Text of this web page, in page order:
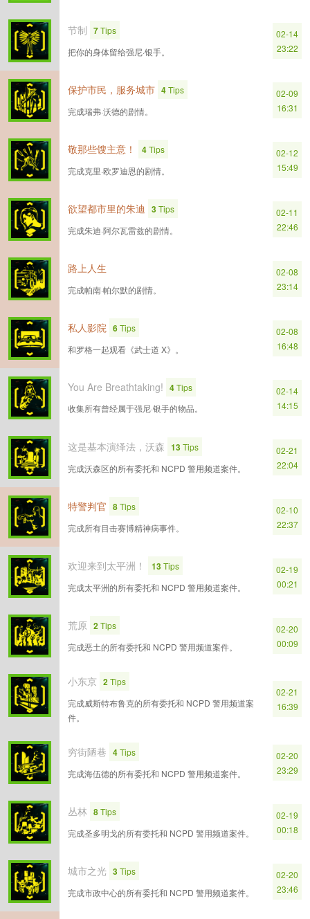
节制 7Tips
把你的身体留给强尼·银手。
02-14
23:22
保护市民，服务城市 4Tips
完成瑞弗·沃德的剧情。
02-09
16:31
敬那些馊主意！ 4Tips
完成克里·欧罗迪恩的剧情。
02-12
15:49
欲望都市里的朱迪 3Tips
完成朱迪·阿尔瓦雷兹的剧情。
02-11
22:46
路上人生
完成帕南·帕尔默的剧情。
02-08
23:14
私人影院 6Tips
和罗格一起观看《武士道 X》。
02-08
16:48
You Are Breathtaking! 4Tips
收集所有曾经属于强尼·银手的物品。
02-14
14:15
这是基本演绎法，沃森 13Tips
完成沃森区的所有委托和 NCPD 警用频道案件。
02-21
22:04
特警判官 8Tips
完成所有目击赛博精神病事件。
02-10
22:37
欢迎来到太平洲！ 13Tips
完成太平洲的所有委托和 NCPD 警用频道案件。
02-19
00:21
荒原 2Tips
完成恶土的所有委托和 NCPD 警用频道案件。
02-20
00:09
小东京 2Tips
完成威斯特布鲁克的所有委托和 NCPD 警用频道案
件。
02-21
16:39
穷街陋巷 4Tips
完成海伍德的所有委托和 NCPD 警用频道案件。
02-20
23:29
丛林 8Tips
完成圣多明戈的所有委托和 NCPD 警用频道案件。
02-19
00:18
城市之光 3Tips
完成市政中心的所有委托和 NCPD 警用频道案件。
02-20
23:46